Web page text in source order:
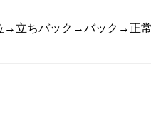
立ちバック→バック→正